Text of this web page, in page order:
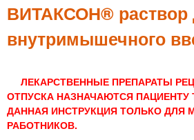
ВИТАКСОН® раствор
внутримышечного
ЛЕКАРСТВЕННЫЕ ПРЕПАРАТЫ
ОТПУСКА НАЗНАЧАЮТСЯ ПАЦИЕНТУ
ДАННАЯ ИНСТРУКЦИЯ ТОЛЬКО ДЛЯ
РАБОТНИКОВ.